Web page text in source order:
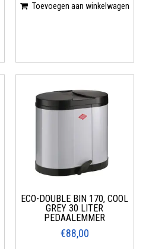
Toevoegen aan winkelwagen
ECO-DOUBLE BIN 170, COOL
GREY 30 LITER
PEDAALEMMER
€88,00